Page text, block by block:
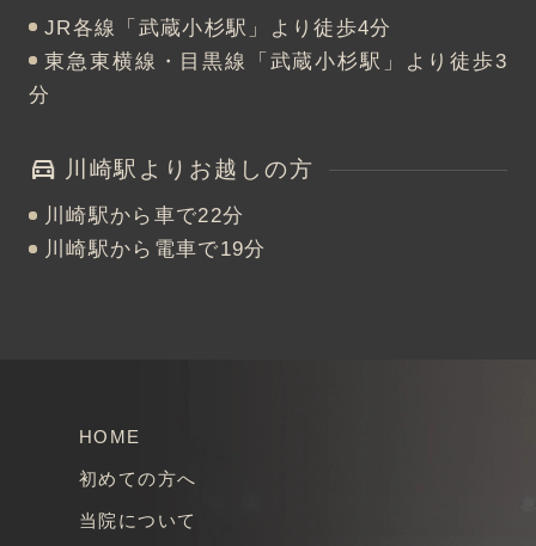
JR各線「武蔵小杉駅」より徒歩4分
東急東横線・目黒線「武蔵小杉駅」より徒歩3
分
川崎駅よりお越しの方
川崎駅から車で22分
川崎駅から電車で19分
HOME
初めての方へ
当院について